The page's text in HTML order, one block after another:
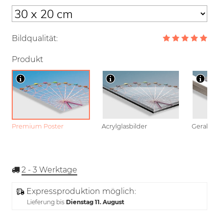
Bildqualität:
Produkt
Premium Poster Acrylglasbilder
2 - 3 Werktage
Expressproduktion möglich:
Lieferung bis Dienstag 11. August